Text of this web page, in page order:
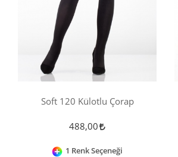
Soft 120 Külotlu Çorap
488,00
1 Renk Seçeneği